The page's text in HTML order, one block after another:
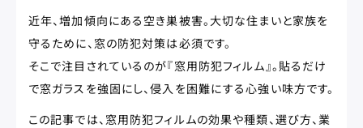
近年、増加傾向にある空き巣被害。大切な住まいと家族を
守るために、窓の防犯対策は必須です。
そこで注目されているのが『窓用防犯フィルム』。貼るだけ
で窓ガラスを強固にし、侵入を困難にする心強い味方です。
この記事では、窓用防犯フィルムの効果や種類、選び方、業